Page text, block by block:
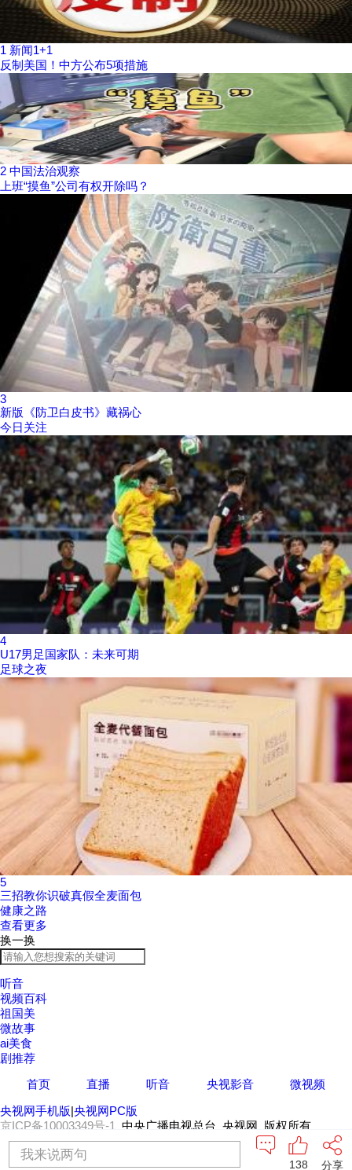
1 新闻1+1
反制美国！中方公布5项措施
2 中国法治观察
上班“摸鱼”公司有权开除吗？
3
新版《防卫白皮书》藏祸心
今日关注
4
U17男足国家队：未来可期
足球之夜
5
三招教你识破真假全麦面包
健康之路
查看更多
换一换
听音
视频百科
祖国美
微故事
ai美食
剧推荐
首页
直播 听音 央视影音
微视频
央视网手机版|央视网PC版
京ICP备10003349号-1
中央广播电视总台 央视网 版权所有
我来说两句
分享
138